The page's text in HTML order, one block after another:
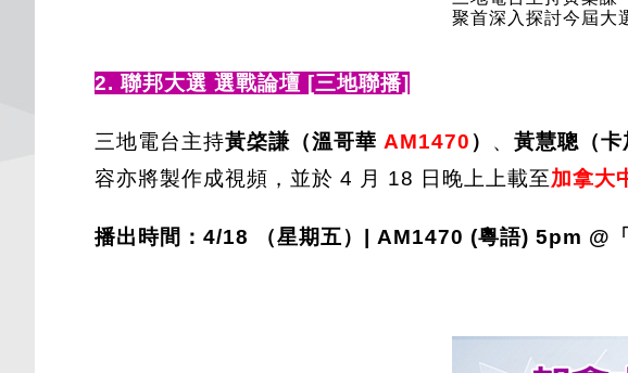
聚首深入探討今屆大
2. 聯邦大選 選戰論壇 [三地聯播]
三地電台主持黃棨謙（溫哥華 AM1470 ） 、 黃慧聰（卡
容亦將製作成視頻，並於 4 月 18 日晚上上載至加拿大
播出時間：4/18 （星期五）| AM1470 (粵語) 5pm @